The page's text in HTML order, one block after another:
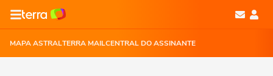
MAPA ASTRALTERRA MAILCENTRAL DO ASSINANTE